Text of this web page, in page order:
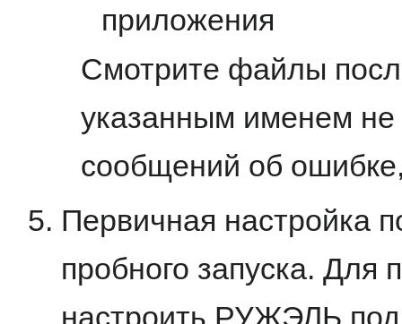
приложения
Смотрите файлы
указанным именем не
сообщений об
Первичная настройка
пробного запуска. Для
настроить РУЖЭЛЬ под